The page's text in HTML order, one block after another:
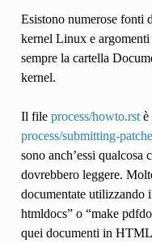
Esistono numerose fonti
kernel Linux e argomenti
sempre la cartella
kernel.
Il file process/howto.rstè
process/submitting-
sono anch’essi
dovrebbero leggere.
documentate utilizzando
htmldocs” o “make
quei documenti in